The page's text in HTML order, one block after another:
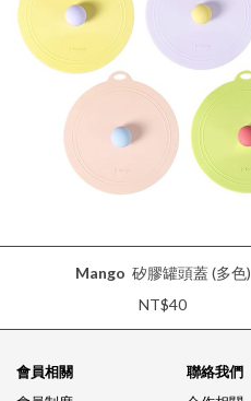
Mango 矽膠罐頭蓋 (多色)
NT$40
會員相關
聯絡我們